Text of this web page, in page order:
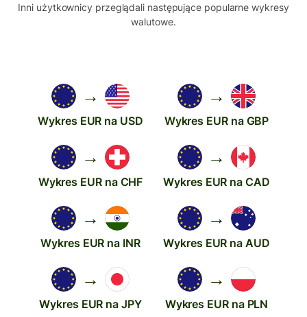
Inni użytkownicy przeglądali następujące popularne wykresy
walutowe.
→
Wykres EUR na USD
→
Wykres EUR na GBP
→
Wykres EUR na CHF
→
Wykres EUR na CAD
→
Wykres EUR na INR
→
Wykres EUR na AUD
→
Wykres EUR na JPY
→
Wykres EUR na PLN